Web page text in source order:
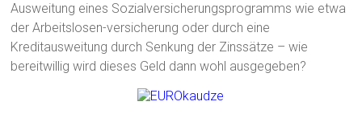
Ausweitung eines Sozialversicherungsprogramms wie etwa
der Arbeitslosen-versicherung oder durch eine
Kreditausweitung durch Senkung der Zinssätze – wie
bereitwillig wird dieses Geld dann wohl ausgegeben?